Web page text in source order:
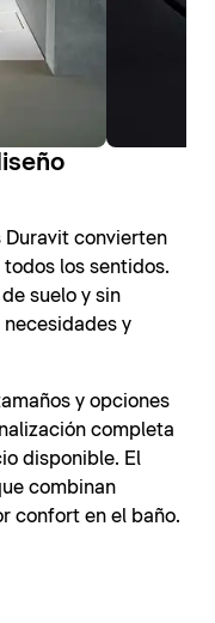
Duravit convierten
los sentidos.
suelo y sin
y
y opciones
completa
disponible. El
combinan
confort en el baño.